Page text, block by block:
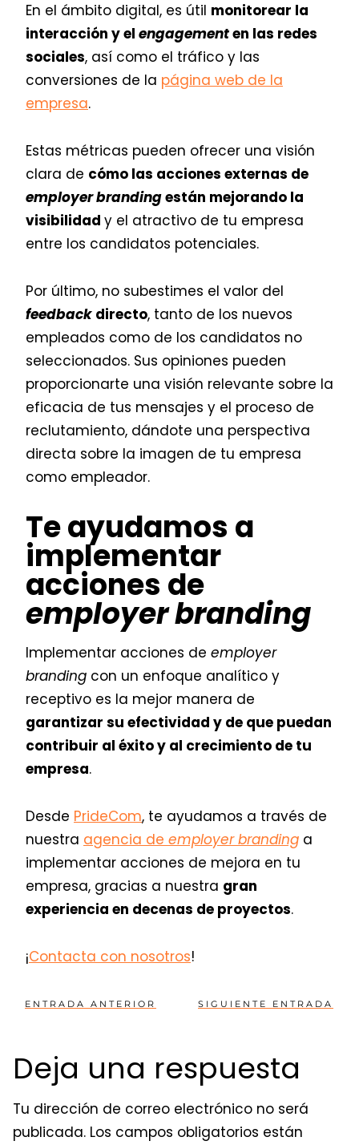
En el ámbito digital, es útil monitorear la
interacción y el engagementen las redes
sociales, así como el tráfico y las
conversiones de la página web de la
empresa.
Estas métricas pueden ofrecer una visión
clara de cómo las acciones externas de
employer brandingestán mejorando la
visibilidad y el atractivo de tu empresa
entre los candidatos potenciales.
Por último, no subestimes el valor del
feedback directo, tanto de los nuevos
empleados como de los candidatos no
seleccionados. Sus opiniones pueden
proporcionarte una visión relevante sobre la
eficacia de tus mensajes y el proceso de
reclutamiento, dándote una perspectiva
directa sobre la imagen de tu empresa
como empleador.
Te ayudamos a
implementar
acciones de
employer branding
Implementar acciones de employer
branding con un enfoque analítico y
receptivo es la mejor manera de
garantizar su efectividad y de que puedan
contribuir al éxito y al crecimiento de tu
empresa.
Desde PrideCom, te ayudamos a través de
nuestra agencia de employer branding a
implementar acciones de mejora en tu
empresa, gracias a nuestra gran
experiencia en decenas de proyectos.
¡Contacta con nosotros!
ENTRADA ANTERIOR SIGUIENTE ENTRADA
Deja una respuesta
Tu dirección de correo electrónico no será
publicada. Los campos obligatorios están